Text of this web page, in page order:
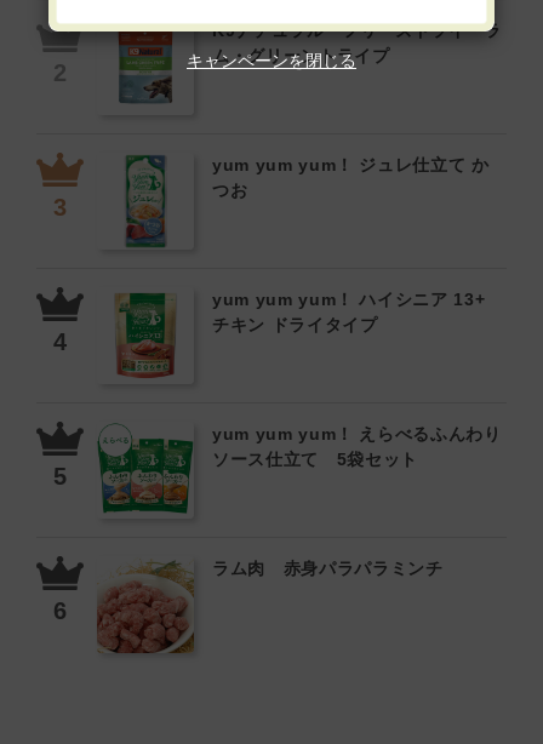
K9ナチュラル フリーズドライ ラ
ム・グリーントライプ
yum yum yum！ ジュレ仕立て か
つお
yum yum yum！ ハイシニア 13+
チキン ドライタイプ
yum yum yum！ えらべるふんわり
ソース仕立て 5袋セット
ラム肉 赤身パラパラミンチ
キャンペーンを閉じる